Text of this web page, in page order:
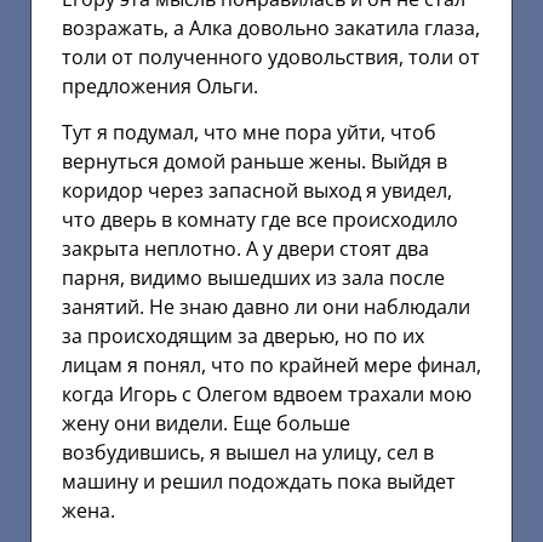
возражать, а Алка довольно закатила глаза,
толи от полученного удовольствия, толи от
предложения Ольги.
Тут я подумал, что мне пора уйти, чтоб
вернуться домой раньше жены. Выйдя в
коридор через запасной выход я увидел,
что дверь в комнату где все происходило
закрыта неплотно. А у двери стоят два
парня, видимо вышедших из зала после
занятий. Не знаю давно ли они наблюдали
за происходящим за дверью, но по их
лицам я понял, что по крайней мере финал,
когда Игорь с Олегом вдвоем трахали мою
жену они видели. Еще больше
возбудившись, я вышел на улицу, сел в
машину и решил подождать пока выйдет
жена.